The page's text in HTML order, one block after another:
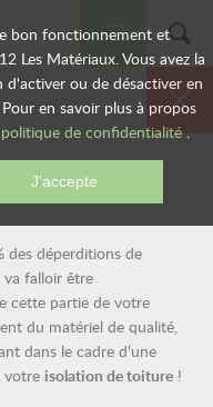
des déperditions de
falloir être
cette partie de votre
du matériel de qualité,
dans le cadre d'une
votre isolation de toiture !
bon fonctionnement et
Les Matériaux. Vous avez la
d'activer ou de désactiver en
en savoir plus à propos
politique de confidentialité .